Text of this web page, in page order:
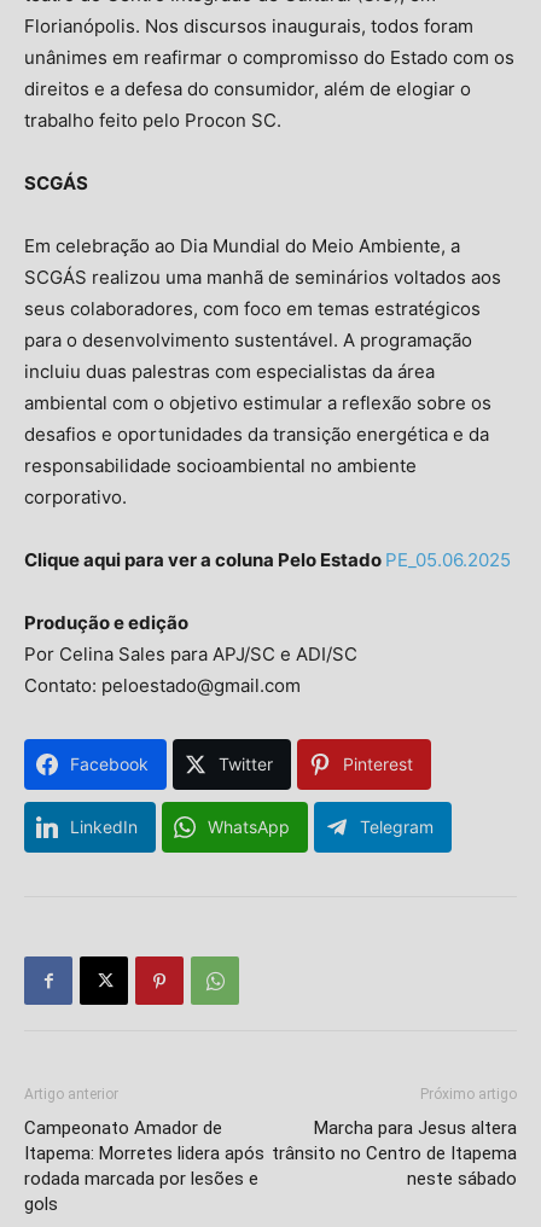
Florianópolis. Nos discursos inaugurais, todos foram
unânimes em reafirmar o compromisso do Estado com os
direitos e a defesa do consumidor, além de elogiar o
trabalho feito pelo Procon SC.
SCGÁS
Em celebração ao Dia Mundial do Meio Ambiente, a
SCGÁS realizou uma manhã de seminários voltados aos
seus colaboradores, com foco em temas estratégicos
para o desenvolvimento sustentável. A programação
incluiu duas palestras com especialistas da área
ambiental com o objetivo estimular a reflexão sobre os
desafios e oportunidades da transição energética e da
responsabilidade socioambiental no ambiente
corporativo.
Clique aqui para ver a coluna Pelo Estado PE_05.06.2025
Produção e edição
Por Celina Sales para APJ/SC e ADI/SC
Contato: peloestado@gmail.com
Facebook Twitter Pinterest
LinkedIn WhatsApp Telegram
Artigo anterior
Campeonato Amador de
Itapema: Morretes lidera após
rodada marcada por lesões e
gols
Próximo artigo
Marcha para Jesus altera
trânsito no Centro de Itapema
neste sábado